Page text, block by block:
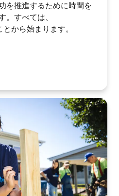
を推進するために時間を
。すべては、
から始まります。